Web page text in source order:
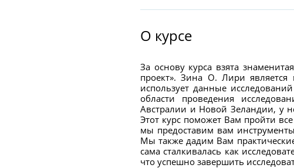
О курсе
За основу курса взята
проект». Зина О. Лири
использует данные
области проведения
Австралии и Новой Зеландии, у
Этот курс поможет Вам пройти
мы предоставим вам
Мы также дадим Вам
сама сталкивалась как
что успешно завершить